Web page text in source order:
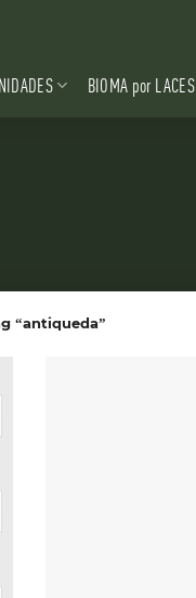
BIOMA por LACES
“antiqueda”